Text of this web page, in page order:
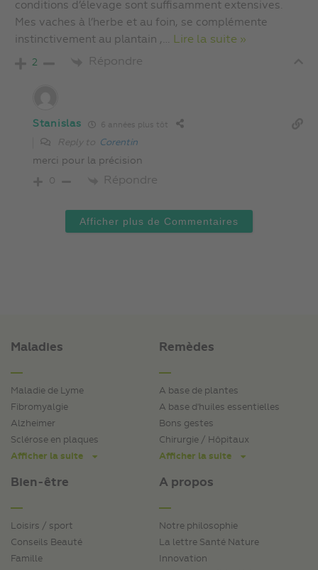
conditions d’élevage sont suffisamment extensives.
Mes vaches à l’herbe et au foin, se complémente
instinctivement au plantain , … Lire la suite »
2 Répondre
Stanislas 6 années plus tôt
Reply to Corentin
merci pour la précision
0 Répondre
Afficher plus de Commentaires
Maladies
Maladie de Lyme
Fibromyalgie
Alzheimer
Sclérose en plaques
Afficher la suite
Bien-être
Loisirs / sport
Conseils Beauté
Famille
Remèdes
A base de plantes
A base d'huiles essentielles
Bons gestes
Chirurgie / Hôpitaux
Afficher la suite
A propos
Notre philosophie
La lettre Santé Nature
Innovation